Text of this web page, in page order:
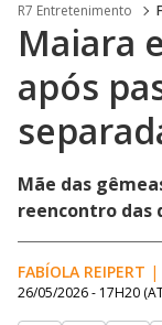
R7 Entretenimento
Maiara
após
Mãe das
reencontro das
FABÍOLA REIPERT |
26/05/2026 - 17H20